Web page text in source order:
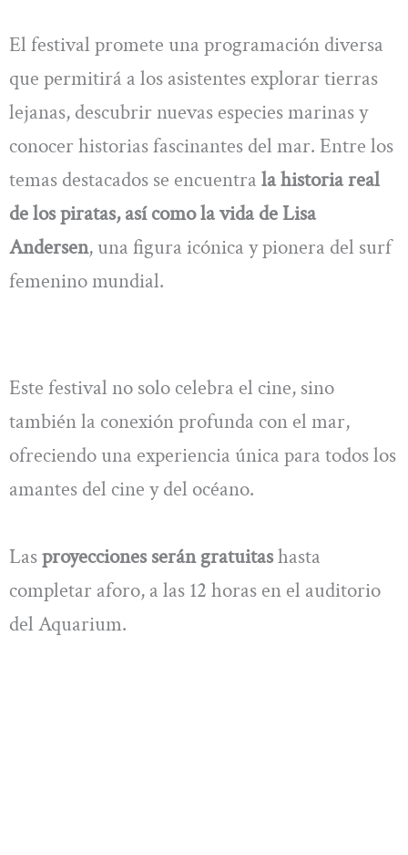
El festival promete una programación diversa
que permitirá a los asistentes explorar tierras
lejanas, descubrir nuevas especies marinas y
conocer historias fascinantes del mar. Entre los
temas destacados se encuentra la historia real
de los piratas, así como la vida de Lisa
Andersen, una figura icónica y pionera del surf
femenino mundial.
Este festival no solo celebra el cine, sino
también la conexión profunda con el mar,
ofreciendo una experiencia única para todos los
amantes del cine y del océano.
Lasproyecciones serán gratuitashasta
completar aforo, a las 12 horas en el auditorio
del Aquarium.